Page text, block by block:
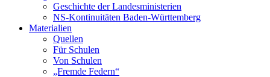
Geschichte der Landesministerien
NS-Kontinuitäten Baden-Württemberg
Materialien
Quellen
Für Schulen
Von Schulen
„Fremde Federn“